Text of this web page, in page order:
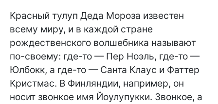
Красный тулуп Деда Мороза известен
всему миру, и в каждой стране
рождественского волшебника называют
по-своему: где-то — Пер Ноэль, где-то —
Юлбокк, а где-то — Санта Клаус и Фаттер
Кристмас. В Финляндии, например, он
носит звонкое имя Йоулупукки. Звонкое, а